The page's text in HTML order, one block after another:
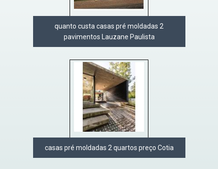
quanto custa casas pré moldadas 2
pavimentos Lauzane Paulista
casas pré moldadas 2 quartos preço Cotia